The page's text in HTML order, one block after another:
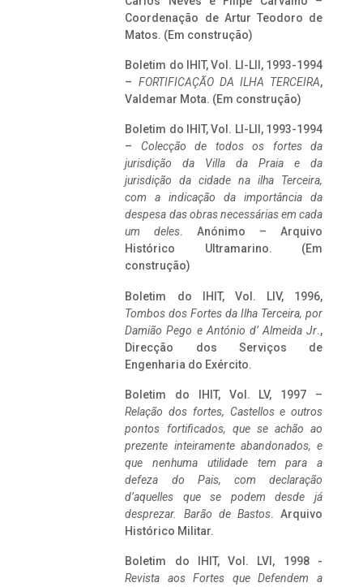
Coordenação de Artur Teodoro de
Matos. (Em construção)
Boletim do IHIT, Vol. LI-LII, 1993-1994
– FORTIFICAÇÃO DA ILHA TERCEIRA,
Valdemar Mota. (Em construção)
Boletim do IHIT, Vol. LI-LII, 1993-1994
– Colecção de todos os fortes da
jurisdição da Villa da Praia e da
jurisdição da cidade na ilha Terceira,
com a indicação da importância da
despesa das obras necessárias em cada
um deles. Anónimo – Arquivo
Histórico Ultramarino. (Em
construção)
Boletim do IHIT, Vol. LIV, 1996,
Tombos dos Fortes da Ilha Terceira, por
Damião Pego e António d’ Almeida Jr.,
Direcção dos Serviços de
Engenharia do Exército.
Boletim do IHIT, Vol. LV, 1997 –
Relação dos fortes, Castellos e outros
pontos fortificados, que se achão ao
prezente inteiramente abandonados, e
que nenhuma utilidade tem para a
defeza do Pais, com declaração
d’aquelles que se podem desde já
desprezar. Barão de Bastos. Arquivo
Histórico Militar.
Boletim do IHIT, Vol. LVI, 1998 -
Revista aos Fortes que Defendem a